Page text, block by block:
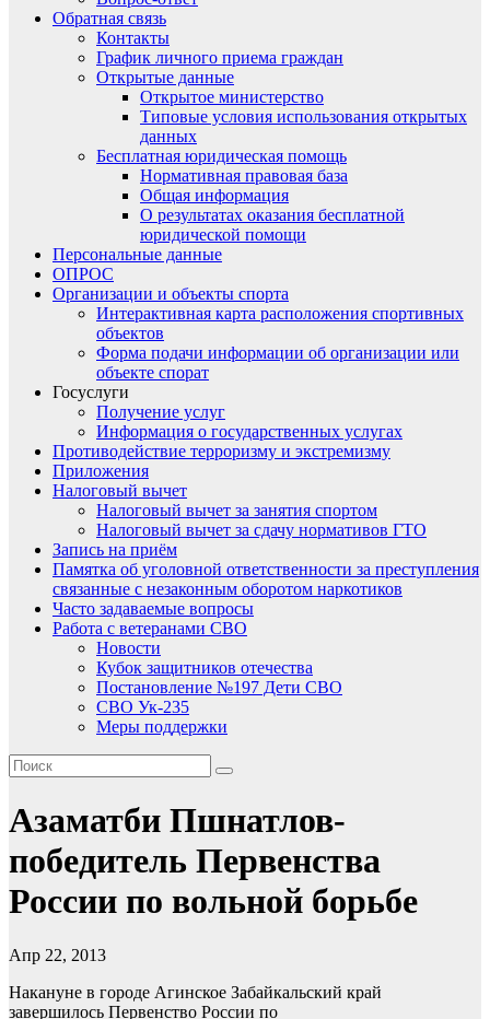
Обратная связь
Контакты
График личного приема граждан
Открытые данные
Открытое министерство
Типовые условия использования открытых
данных
Бесплатная юридическая помощь
Нормативная правовая база
Общая информация
О результатах оказания бесплатной
юридической помощи
Персональные данные
ОПРОС
Организации и объекты спорта
Интерактивная карта расположения спортивных
объектов
Форма подачи информации об организации или
объекте спорат
Госуслуги
Получение услуг
Информация о государственных услугах
Противодействие терроризму и экстремизму
Приложения
Налоговый вычет
Налоговый вычет за занятия спортом
Налоговый вычет за сдачу нормативов ГТО
Запись на приём
Памятка об уголовной ответственности за преступления
связанные с незаконным оборотом наркотиков
Часто задаваемые вопросы
Работа с ветеранами СВО
Новости
Кубок защитников отечества
Постановление №197 Дети СВО
СВО Ук-235
Меры поддержки
Азаматби Пшнатлов-
победитель Первенства
России по вольной борьбе
Апр 22, 2013
Накануне в городе Агинское Забайкальский край
завершилось Первенство России по